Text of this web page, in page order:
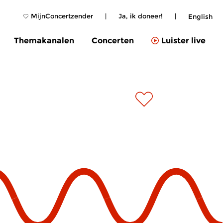
MijnConcertzender | Ja, ik doneer! | English
Themakanalen Concerten Luister live